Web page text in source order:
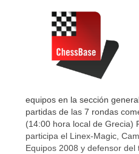
equipos en la sección
partidas de las 7 rondas
(14:00 hora local de Grecia)
participa el Linex-Magic,
Equipos 2008 y defensor